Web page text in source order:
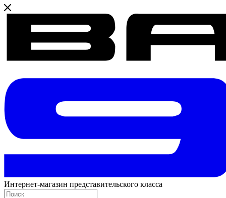
Интернет-магазин представительского класса